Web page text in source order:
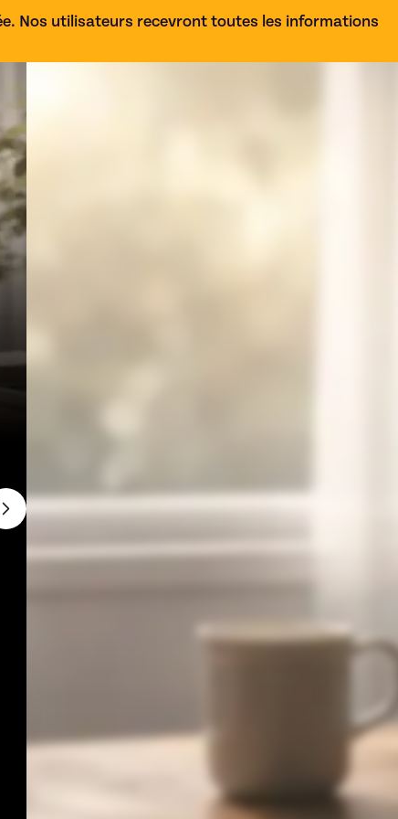
Nos utilisateurs recevront toutes les informations